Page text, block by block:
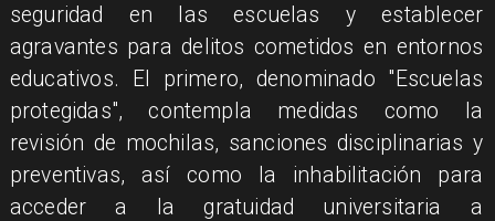
seguridad en las escuelas y establecer
agravantes para delitos cometidos en entornos
educativos. El primero, denominado "Escuelas
protegidas", contempla medidas como la
revisión de mochilas, sanciones disciplinarias y
preventivas, así como la inhabilitación para
acceder a la gratuidad universitaria a